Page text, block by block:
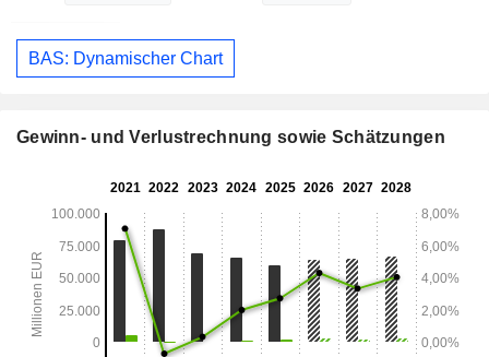
BAS: Dynamischer Chart
Gewinn- und Verlustrechnung sowie Schätzungen